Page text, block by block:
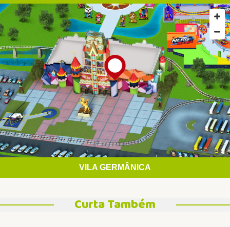
VILA GERMÂNICA
Curta Também